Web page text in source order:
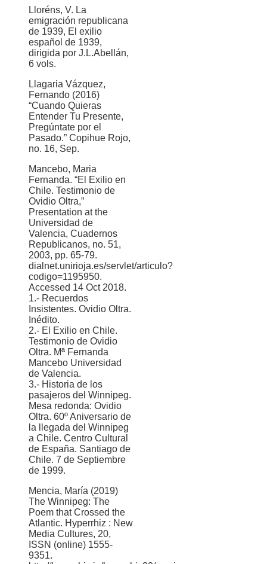
Lloréns, V. La
emigración republicana
de 1939, El exilio
español de 1939,
dirigida por J.L.Abellán,
6 vols.
Llagaria Vázquez,
Fernando (2016)
“Cuando Quieras
Entender Tu Presente,
Pregúntate por el
Pasado.” Copihue Rojo,
no. 16, Sep.
Mancebo, Maria
Fernanda. “El Exilio en
Chile. Testimonio de
Ovidio Oltra,”
Presentation at the
Universidad de
Valencia, Cuadernos
Republicanos, no. 51,
2003, pp. 65-79.
dialnet.unirioja.es/servlet/articulo?
codigo=1195950.
Accessed 14 Oct 2018.
1.- Recuerdos
Insistentes. Ovidio Oltra.
Inédito.
2.- El Exilio en Chile.
Testimonio de Ovidio
Oltra. Mª Fernanda
Mancebo Universidad
de Valencia.
3.- Historia de los
pasajeros del Winnipeg.
Mesa redonda: Ovidio
Oltra. 60º Aniversario de
la llegada del Winnipeg
a Chile. Centro Cultural
de España. Santiago de
Chile. 7 de Septiembre
de 1999.
Mencia, María (2019)
The Winnipeg: The
Poem that Crossed the
Atlantic. Hyperrhiz : New
Media Cultures, 20,
ISSN (online) 1555-
9351.